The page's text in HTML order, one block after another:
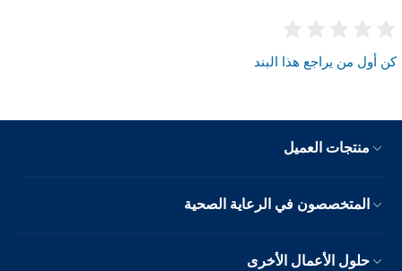
كن أول من يراجع هذا البند
منتجات العميل
المتخصصون في الرعاية الصحية
حلول الأعمال الأخرى